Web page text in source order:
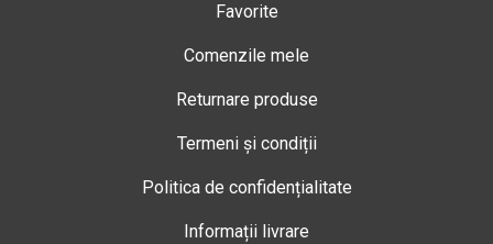
Favorite
Comenzile mele
Returnare produse
Termeni și condiții
Politica de confidențialitate
Informații livrare